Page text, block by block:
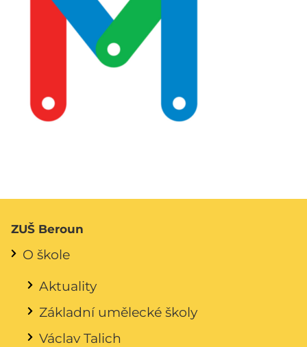
ZUŠ Beroun
O škole
Aktuality
Základní umělecké školy
Václav Talich